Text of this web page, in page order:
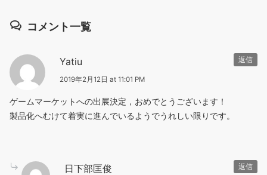
コメント一覧
返信
Yatiu
2019年2月12日 at 11:01 PM
ゲームマーケットへの出展決定，おめでとうございます！
製品化へむけて着実に進んでいるようでうれしい限りです。
返信
日下部匡俊